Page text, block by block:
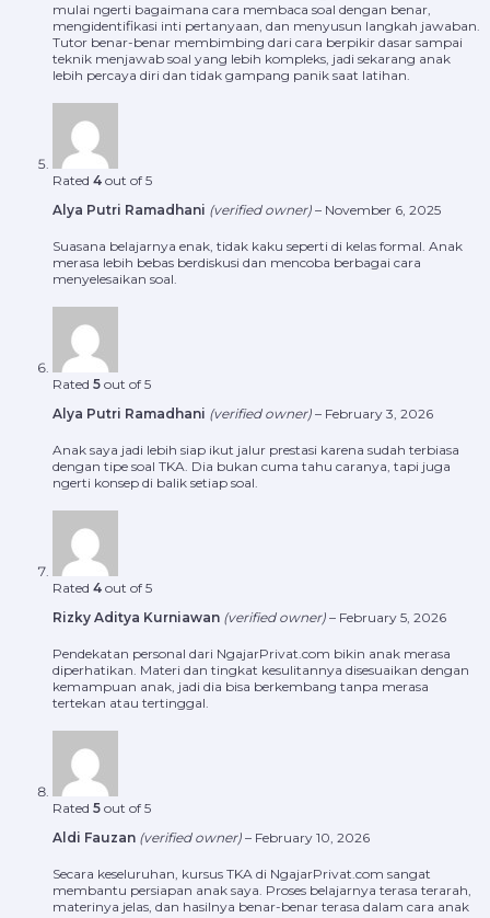
mulai ngerti bagaimana cara membaca soal dengan benar,
mengidentifikasi inti pertanyaan, dan menyusun langkah jawaban.
Tutor benar-benar membimbing dari cara berpikir dasar sampai
teknik menjawab soal yang lebih kompleks, jadi sekarang anak
lebih percaya diri dan tidak gampang panik saat latihan.
Rated 4 out of 5
Alya Putri Ramadhani (verified owner) – November 6, 2025
Suasana belajarnya enak, tidak kaku seperti di kelas formal. Anak
merasa lebih bebas berdiskusi dan mencoba berbagai cara
menyelesaikan soal.
Rated 5 out of 5
Alya Putri Ramadhani (verified owner) – February 3, 2026
Anak saya jadi lebih siap ikut jalur prestasi karena sudah terbiasa
dengan tipe soal TKA. Dia bukan cuma tahu caranya, tapi juga
ngerti konsep di balik setiap soal.
Rated 4 out of 5
Rizky Aditya Kurniawan (verified owner) – February 5, 2026
Pendekatan personal dari NgajarPrivat.com bikin anak merasa
diperhatikan. Materi dan tingkat kesulitannya disesuaikan dengan
kemampuan anak, jadi dia bisa berkembang tanpa merasa
tertekan atau tertinggal.
Rated 5 out of 5
Aldi Fauzan (verified owner) – February 10, 2026
Secara keseluruhan, kursus TKA di NgajarPrivat.com sangat
membantu persiapan anak saya. Proses belajarnya terasa terarah,
materinya jelas, dan hasilnya benar-benar terasa dalam cara anak